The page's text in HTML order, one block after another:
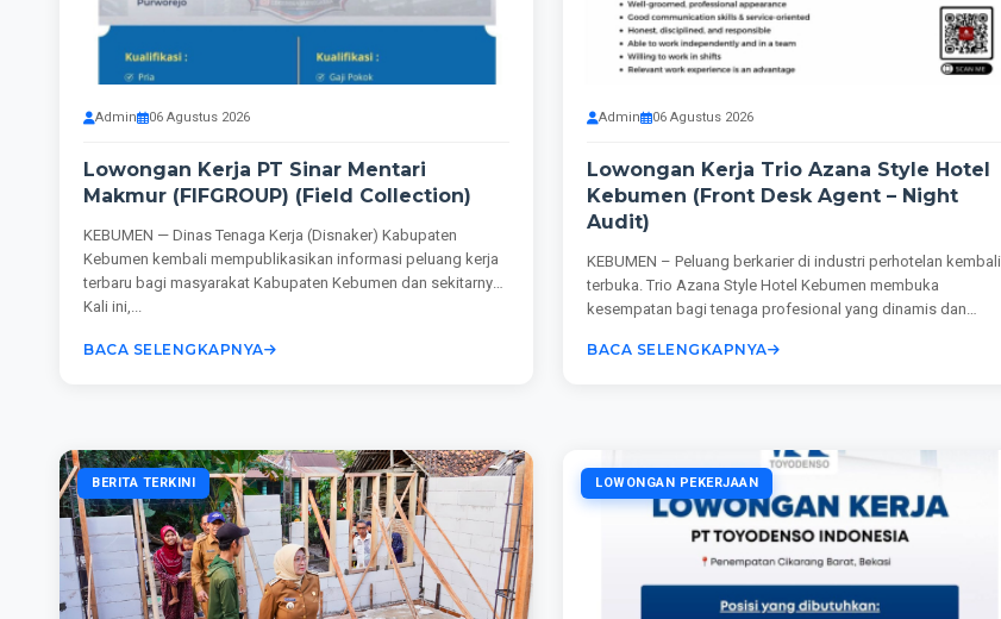
Admin 06 Agustus 2026
Lowongan Kerja PT Sinar Mentari
Makmur (FIFGROUP) (Field Collection)
KEBUMEN — Dinas Tenaga Kerja (Disnaker) Kabupaten
Kebumen kembali mempublikasikan informasi peluang kerja
terbaru bagi masyarakat Kabupaten Kebumen dan sekitarnya.
Kali ini,...
BACA SELENGKAPNYA
Admin 06 Agustus 2026
Lowongan Kerja Trio Azana Style Hotel
Kebumen (Front Desk Agent – Night
Audit)
KEBUMEN – Peluang berkarier di industri perhotelan kembali
terbuka. Trio Azana Style Hotel Kebumen membuka
kesempatan bagi tenaga profesional yang dinamis dan
BACA SELENGKAPNYA
BERITA TERKINI LOWONGAN PEKERJAAN